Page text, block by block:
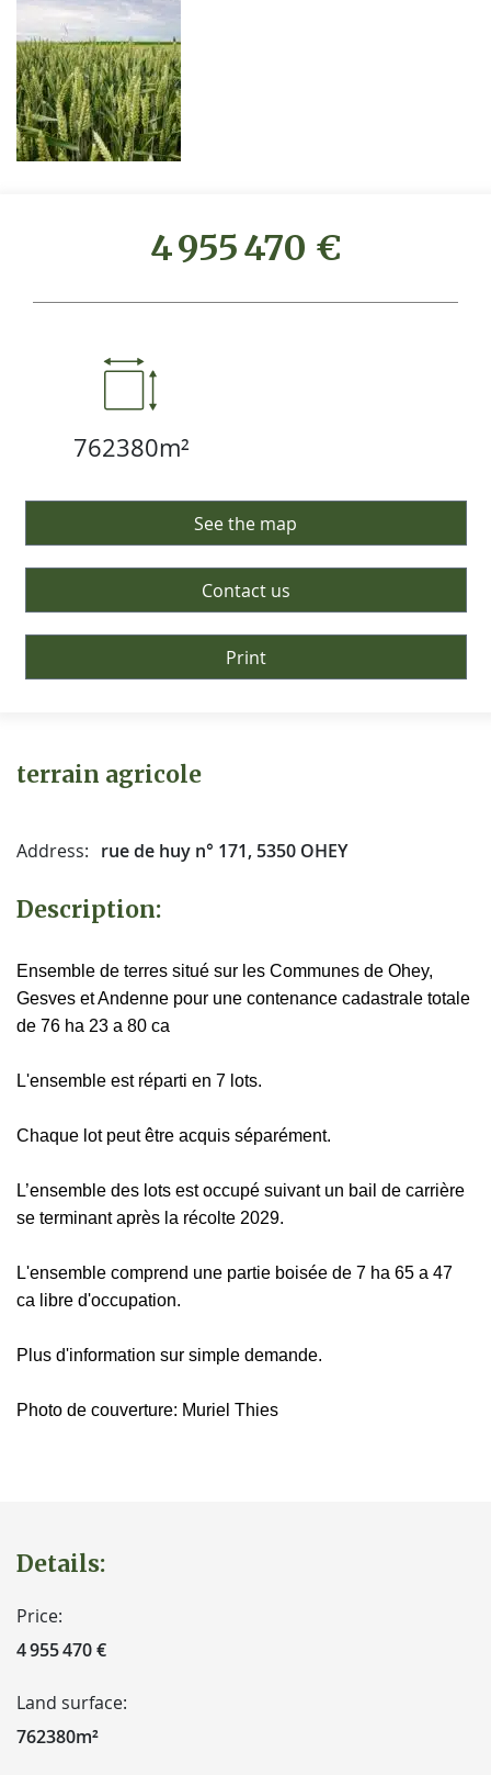
terrain agricole
Address: rue de huy n° 171, 5350 OHEY
Description:
Ensemble de terres situé sur les Communes de Ohey,
Gesves et Andenne pour une contenance cadastrale totale
de 76 ha 23 a 80 ca
L'ensemble est réparti en 7 lots.
Chaque lot peut être acquis séparément.
L’ensemble des lots est occupé suivant un bail de carrière
se terminant après la récolte 2029.
L'ensemble comprend une partie boisée de 7 ha 65 a 47
ca libre d'occupation.
Plus d'information sur simple demande.
Photo de couverture: Muriel Thies
4 955 470 €
762380m²
See the map
Contact us
Print
Details:
Price:
4 955 470 €
Land surface:
762380m²